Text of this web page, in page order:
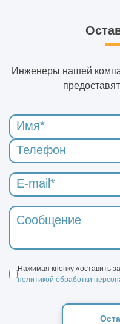
Инженеры нашей
Нажимая кнопку «оставить
политикой обработки